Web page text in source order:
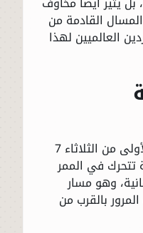
القادمة من
العالميين لهذا
وقع الهجوم خلال الساعات الأولى من الثلاثاء 7
تتحرك في الممر
وهو مسار
بالقرب من